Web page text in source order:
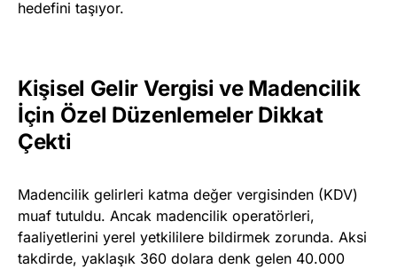
hedefini taşıyor.
Kişisel Gelir Vergisi ve Madencilik
İçin Özel Düzenlemeler Dikkat
Çekti
Madencilik gelirleri katma değer vergisinden (KDV)
muaf tutuldu. Ancak madencilik operatörleri,
faaliyetlerini yerel yetkililere bildirmek zorunda. Aksi
takdirde, yaklaşık 360 dolara denk gelen 40.000